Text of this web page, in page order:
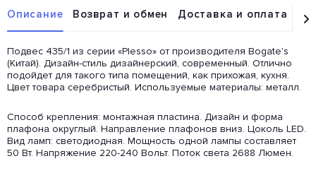
Описание Возврат и обмен Доставка и оплата
Подвес 435/1 из серии «Plesso» от производителя Bogate's
(Китай). Дизайн-стиль дизайнерский, современный. Отлично
подойдет для такого типа помещений, как прихожая, кухня.
Цвет товара серебристый. Используемые материалы: металл.
Способ крепления: монтажная пластина. Дизайн и форма
плафона округлый. Направление плафонов вниз. Цоколь LED.
Вид ламп: светодиодная. Мощность одной лампы составляет
50 Вт. Напряжение 220-240 Вольт. Поток света 2688 Люмен.